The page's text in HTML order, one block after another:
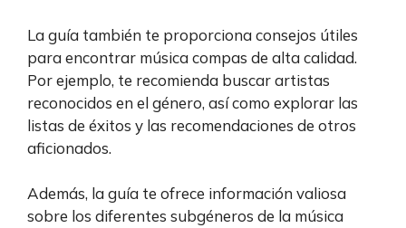
La guía también te proporciona consejos útiles
para encontrar música compas de alta calidad.
Por ejemplo, te recomienda buscar artistas
reconocidos en el género, así como explorar las
listas de éxitos y las recomendaciones de otros
aficionados.
Además, la guía te ofrece información valiosa
sobre los diferentes subgéneros de la música